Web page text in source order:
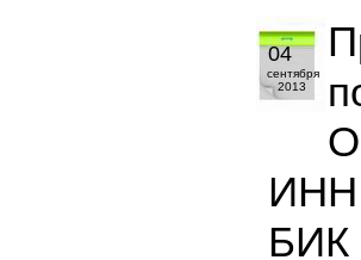
04
сентября
2013
ИНН
БИК